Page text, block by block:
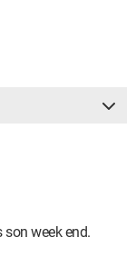
son week end.